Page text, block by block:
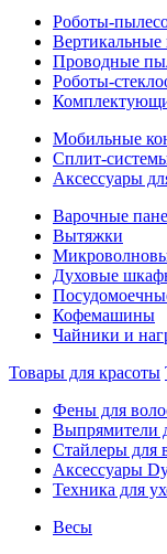
Роботы-
Проводные
Роботы-
Мобильные
Сплит-
Аксессуары
Варочные
Вытяжки
Духовые
Кофемашины
Чайники и
Товары для красоты
Фены для
Выпрямители
Стайлеры для
Аксессуары
Техника для
Весы